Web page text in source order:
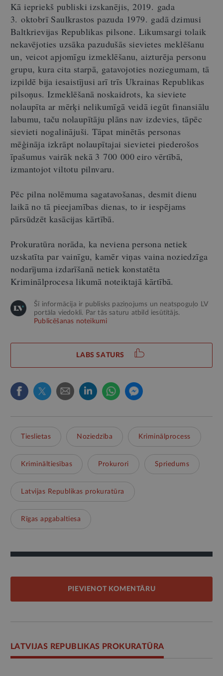
Kā iepriekš publiski izskanējis, 2019. gada
3. oktobrī Saulkrastos pazuda 1979. gadā dzimusi
Baltkrievijas Republikas pilsone. Likumsargi tolaik
nekavējoties uzsāka pazudušās sievietes meklēšanu
un, veicot apjomīgu izmeklēšanu, aizturēja personu
grupu, kura cita starpā, gatavojoties noziegumam, tā
izpildē bija iesaistījusi arī trīs Ukrainas Republikas
pilsoņus. Izmeklēšanā noskaidrots, ka sieviete
nolaupīta ar mērķi nelikumīgā veidā iegūt finansiālu
labumu, taču nolaupītāju plāns nav izdevies, tāpēc
sievieti nogalinājuši. Tāpat minētās personas
mēģināja izkrāpt nolaupītajai sievietei piederošos
īpašumus vairāk nekā 3 700 000 eiro vērtībā,
izmantojot viltotu pilnvaru.
Pēc pilna nolēmuma sagatavošanas, desmit dienu
laikā no tā pieejamības dienas, to ir iespējams
pārsūdzēt kasācijas kārtībā.
Prokuratūra norāda, ka neviena persona netiek
uzskatīta par vainīgu, kamēr viņas vaina noziedzīga
nodarījuma izdarīšanā netiek konstatēta
Kriminālprocesa likumā noteiktajā kārtībā.
Šī informācija ir publisks paziņojums un neatspoguļo LV
portāla viedokli. Par tās saturu atbild iesūtītājs.
Publicēšanas noteikumi
LABS SATURS
Tieslietas Noziedzība Kriminālprocess
Krimināltiesības Prokurori Spriedums
Latvijas Republikas prokuratūra
Rīgas apgabaltiesa
PIEVIENOT KOMENTĀRU
LATVIJAS REPUBLIKAS PROKURATŪRA